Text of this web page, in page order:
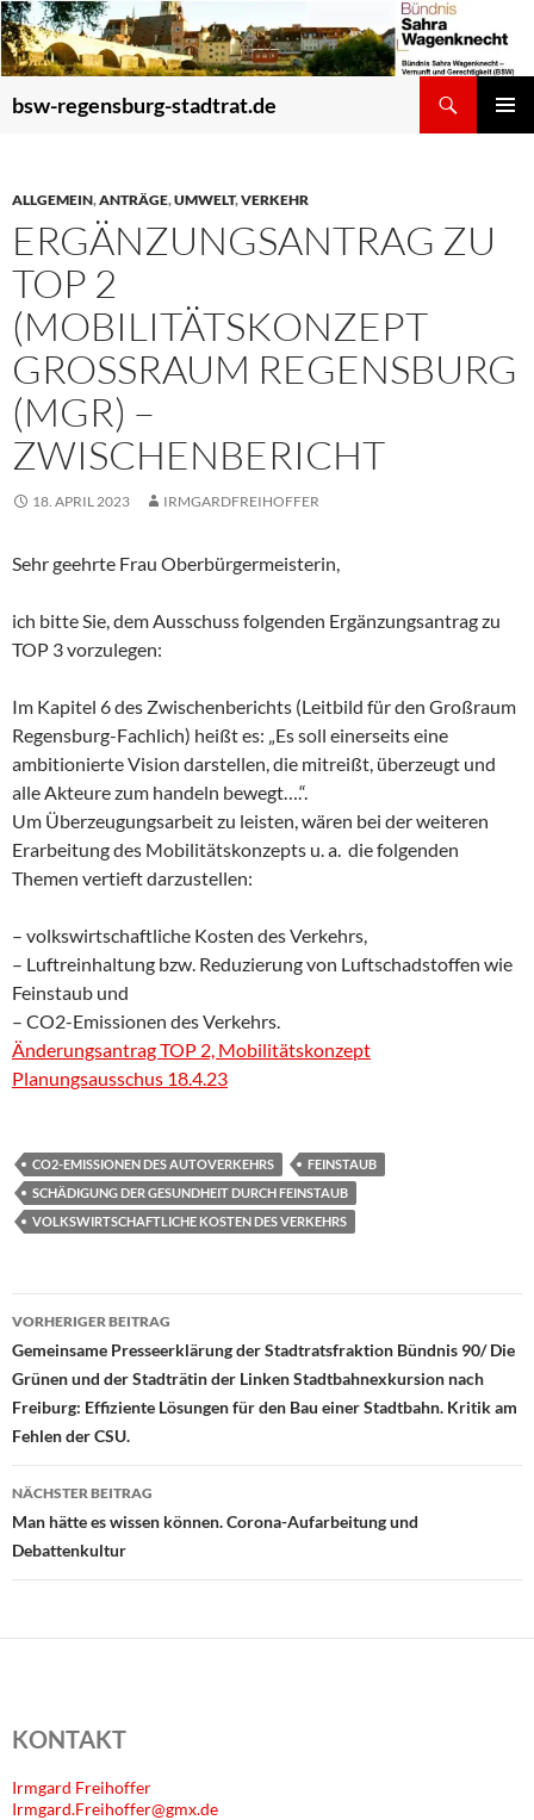
Zum
Inhalt
springen
bsw-regensburg-stadtrat.de
ALLGEMEIN,ANTRÄGE,UMWELT,VERKEHR
ERGÄNZUNGSANTRAG ZU
TOP 2
(MOBILITÄTSKONZEPT
GROSSRAUM REGENSBURG (
MGR) – Z
WISCHENBERICHT
18. APRIL 2023 IRMGARDFREIHOFFER
Sehr geehrte Frau Oberbürgermeisterin,
ich bitte Sie, dem Ausschuss folgenden Ergänzungsantrag zu
TOP 3 vorzulegen:
Im Kapitel 6 des Zwischenberichts (Leitbild für den Großraum
Regensburg-Fachlich) heißt es: „Es soll einerseits eine
ambitionierte Vision darstellen, die mitreißt, überzeugt und
alle Akteure zum handeln bewegt….“.
Um Überzeugungsarbeit zu leisten, wären bei der weiteren
Erarbeitung des Mobilitätskonzepts u. a. die folgenden
Themen vertieft darzustellen:
– volkswirtschaftliche Kosten des Verkehrs,
– Luftreinhaltung bzw. Reduzierung von Luftschadstoffen wie
Feinstaub und
– CO2-Emissionen des Verkehrs.
Änderungsantrag TOP 2, Mobilitätskonzept
Planungsausschus 18.4.23
CO2-EMISSIONEN DES AUTOVERKEHRS
FEINSTAUB
SCHÄDIGUNG DER GESUNDHEIT DURCH FEINSTAUB
VOLKSWIRTSCHAFTLICHE KOSTEN DES VERKEHRS
Beitragsnavigation
VORHERIGER BEITRAG
Gemeinsame Presseerklärung der Stadtratsfraktion Bündnis 90/ Die
Grünen und der Stadträtin der Linken Stadtbahnexkursion nach
Freiburg: Effiziente Lösungen für den Bau einer Stadtbahn. Kritik am
Fehlen der CSU.
NÄCHSTER BEITRAG
Man hätte es wissen können. Corona-Aufarbeitung und
Debattenkultur
KONTAKT
Irmgard Freihoffer
Irmgard.Freihoffer@gmx.de